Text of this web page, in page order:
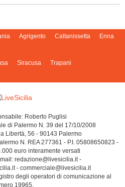
Agrigento Caltanissetta Enna
Siracusa Trapani
Roberto Puglisi
di Palermo N. 39 del 17/10/2008
Libertà, 56 - 90143 Palermo
N. REA 277361 - P.I. 05808650823 -
euro interamente versati
redazione@livesicilia.it -
- commerciale@livesicilia.it
degli operatori di comunicazione al
19965.